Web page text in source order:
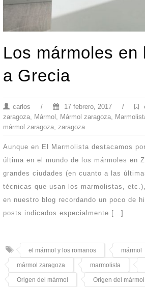
Los mármoles en
a Grecia
carlos / 17 febrero, 2017 /
zaragoza, Mármol , Mármol zaragoza,
mármol zaragoza, zaragoza
Aunque en El Marmolista destacamos
última en el mundo de los mármoles en
grandes ciudades (en cuanto a las
técnicas que usan los marmolistas,
en nuestro blog recordando un poco de
posts indicados especialmente […]
el mármol y los romanos mármol
mármol zaragoza marmolista
Origen del mármol Origen del